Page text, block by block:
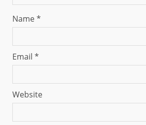
Name*
Email *
Website